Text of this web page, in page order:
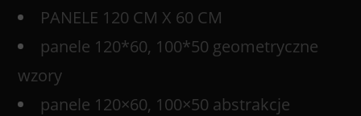
PANELE 120 CM X 60 CM
panele 120*60, 100*50 geometryczne
wzory
panele 120×60, 100×50 abstrakcje